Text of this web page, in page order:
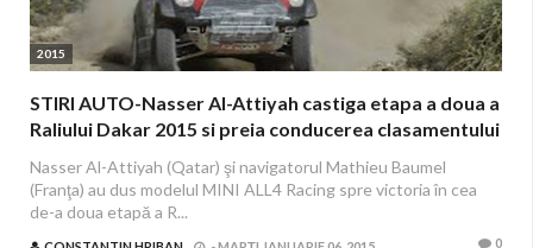
2015
STIRI AUTO-Nasser Al-Attiyah castiga etapa a doua a
Raliului Dakar 2015 si preia conducerea clasamentului
Nasser Al-Attiyah (Qatar) şi navigatorul Mathieu Baumel
(Franţa) au dus modelul MINI ALL4 Racing spre victoria în cea
de-a doua etapă a R...
0